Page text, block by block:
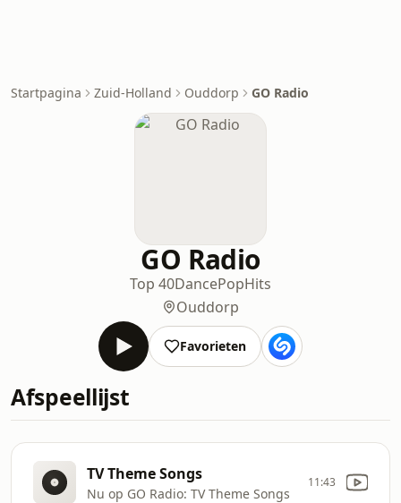
Startpagina Zuid-Holland Ouddorp GO Radio
GO Radio
Top 40DancePopHits
Ouddorp
Favorieten
Afspeellijst
TV Theme Songs
Nu op GO Radio: TV Theme Songs
11:43